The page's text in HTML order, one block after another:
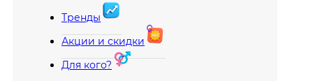
Тренды
Акции и скидки
Для кого?